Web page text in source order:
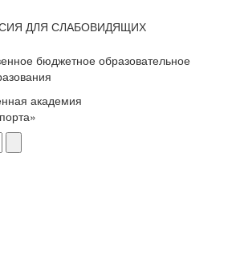
бюджетное образовательное
академия